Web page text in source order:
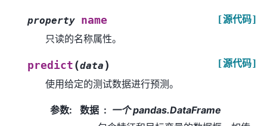
property name [源代码]
只读的名称属性。
predict (data ) [源代码]
使用给定的测试数据进行预测。
参数: 数据
一个 pandas.DataFrame